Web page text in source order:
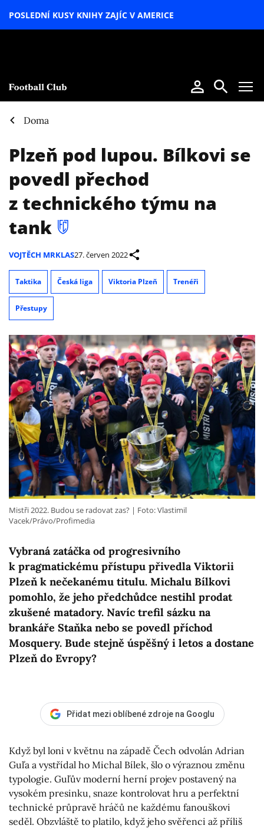
POSLEDNÍ KUSY KNIHY ZAJÍC V AMERICE
Doma
Plzeň pod lupou. Bílkovi se
povedl přechod
z technického týmu na
tank
VOJTĚCH MRKLAS27. červen 2022
Taktika Česká liga Viktoria Plzeň Trenéři
Přestupy
Vybraná zatáčka od progresivního
k pragmatickému přístupu přivedla Viktorii
Plzeň k nečekanému titulu. Michalu Bílkovi
pomohlo, že jeho předchůdce nestihl prodat
zkušené matadory. Navíc trefil sázku na
brankáře Staňka nebo se povedl příchod
Mosquery. Bude stejně úspěšný i letos a dostane
Plzeň do Evropy?
Mistři 2022. Budou se radovat zas?
Foto: Vlastimil
Vacek/Právo/Profimedia
Přidat mezi oblíbené zdroje na Googlu
Když byl loni v květnu na západě Čech odvolán Adrian
Guľa a vystřídal ho Michal Bílek, šlo o výraznou změnu
typologie. Guľův moderní herní projev postavený na
vysokém presinku, snaze kontrolovat hru a perfektní
technické průpravě hráčů ne každému fanouškovi
seděl. Obzvláště to platilo, když jeho svěřenci až příliš